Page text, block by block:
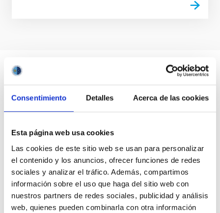
Consentimiento Detalles Acerca de las cookies
Esta página web usa cookies
Las cookies de este sitio web se usan para personalizar
el contenido y los anuncios, ofrecer funciones de redes
sociales y analizar el tráfico. Además, compartimos
información sobre el uso que haga del sitio web con
nuestros partners de redes sociales, publicidad y análisis
web, quienes pueden combinarla con otra información